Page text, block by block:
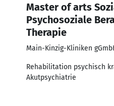
Master of arts
Psychosoziale
Therapie
Main-Kinzig-Kliniken
Rehabilitation psychisch
Akutpsychiatrie